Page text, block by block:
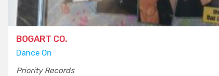
BOGART CO.
Dance On
Priority Records